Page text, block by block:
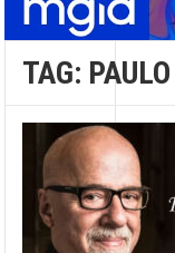
TAG: